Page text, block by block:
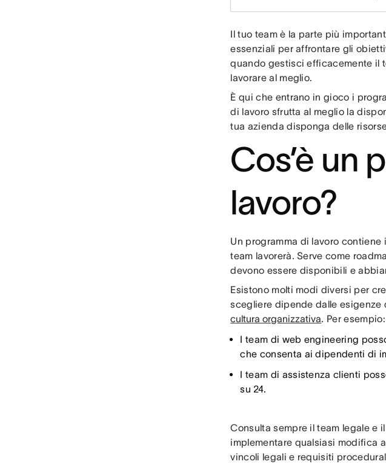
Il tuo team è la parte più
essenziali per affrontare gli
quando gestisci efficacemente il
lavorare al meglio.
È qui che entrano in gioco i
di lavoro sfrutta al meglio la
tua azienda disponga delle
Cos’è un
lavoro?
Un programma di lavoro
team lavorerà. Serve come
devono essere disponibili e
Esistono molti modi diversi per
scegliere dipende dalle
cultura organizzativa. Per esempio:
I team di web engineering
che consenta ai dipendenti di
I team di assistenza clienti
su 24.
Consulta sempre il team legale e
implementare qualsiasi modifica
vincoli legali e requisiti